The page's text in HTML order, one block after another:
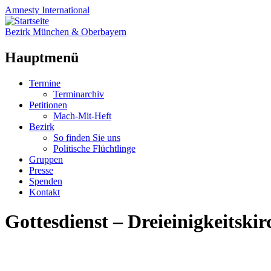
Amnesty International
Bezirk München & Oberbayern
Hauptmenü
Zum
springen
Termine
Terminarchiv
Petitionen
Mach-Mit-Heft
Bezirk
So finden Sie uns
Politische Flüchtlinge
Gruppen
Presse
Spenden
Kontakt
Gottesdienst –